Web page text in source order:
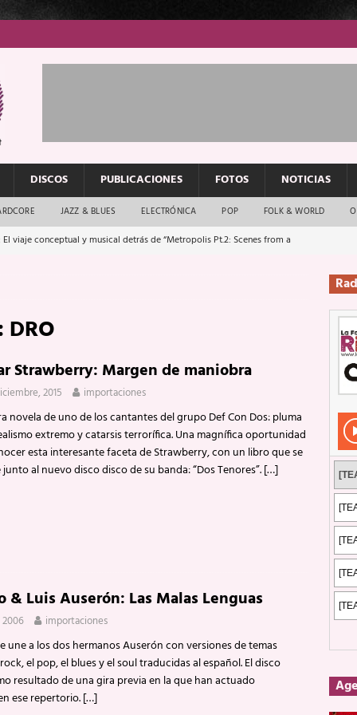
DISCOS PUBLICACIONES FOTOS NOTICIAS
JAZZ & BLUES ELECTRÓNICA POP FOLK & WORLD
El viaje conceptual y musical detrás de “Metropolis Pt.2: Scenes from a
El rock urbano sigue en buenas manos
que van a escucharte te saludan
Rockeros certificados
ENTREVISTAS
2 de mayo de 2026 en Fuengirola
Su ‘aullido’ retumbó ferozmente en Fuengirola.
REPORTAJES
La historia de Nintendo Vol. 2 PUBLICACIONES
DRO
Strawberry: Margen de maniobra
2015 importaciones
novela de uno de los cantantes del grupo Def Con Dos: pluma
extremo y catarsis terrorífica. Una magnífica oportunidad
esta interesante faceta de Strawberry, con un libro que se
al nuevo disco disco de su banda: “Dos Tenores”.[…]
& Luis Auserón: Las Malas Lenguas
importaciones
une a los dos hermanos Auserón con versiones de temas
el pop, el blues y el soul traducidas al español. El disco
resultado de una gira previa en la que han actuado
ese repertorio.[…]